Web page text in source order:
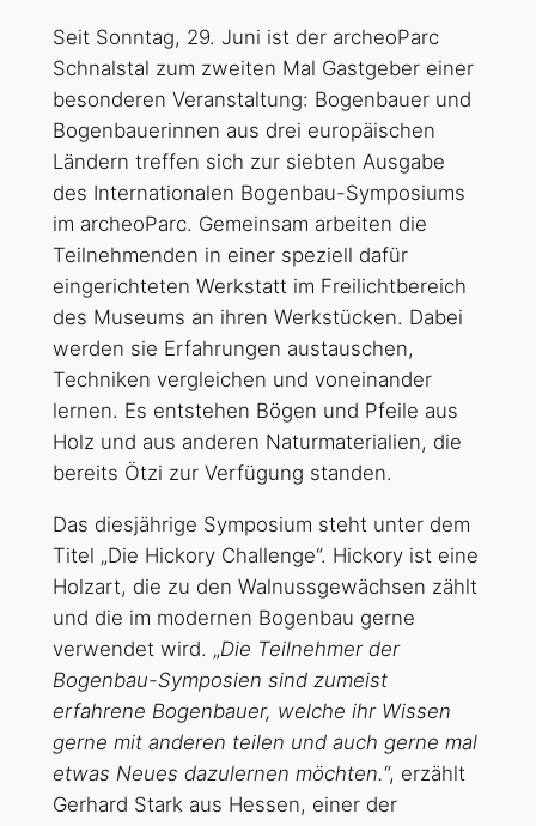
Seit Sonntag, 29. Juni ist der archeoParc
Schnalstal zum zweiten Mal Gastgeber einer
besonderen Veranstaltung: Bogenbauer und
Bogenbauerinnen aus drei europäischen
Ländern treffen sich zur siebten Ausgabe
des Internationalen Bogenbau-Symposiums
im archeoParc. Gemeinsam arbeiten die
Teilnehmenden in einer speziell dafür
eingerichteten Werkstatt im Freilichtbereich
des Museums an ihren Werkstücken. Dabei
werden sie Erfahrungen austauschen,
Techniken vergleichen und voneinander
lernen. Es entstehen Bögen und Pfeile aus
Holz und aus anderen Naturmaterialien, die
bereits Ötzi zur Verfügung standen.
Das diesjährige Symposium steht unter dem
Titel „Die Hickory Challenge“. Hickory ist eine
Holzart, die zu den Walnussgewächsen zählt
und die im modernen Bogenbau gerne
verwendet wird. „Die Teilnehmer der
Bogenbau-Symposien sind zumeist
erfahrene Bogenbauer, welche ihr Wissen
gerne mit anderen teilen und auch gerne mal
etwas Neues dazulernen möchten.“, erzählt
Gerhard Stark aus Hessen, einer der